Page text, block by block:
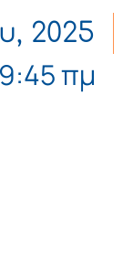
2025
9:45 πμ